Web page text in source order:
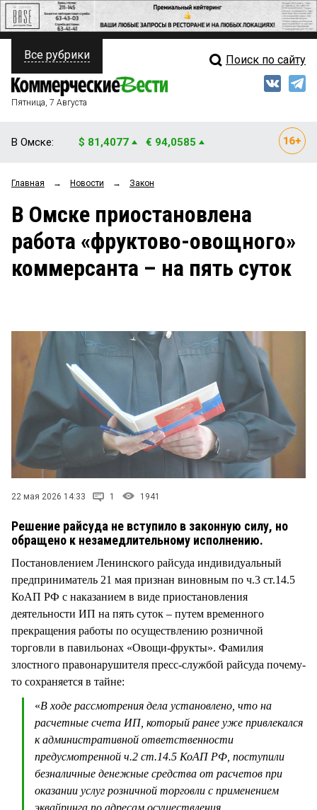
ПОЛИТИКА
ФИНАНСЫ
ОБЩЕСТВО
ЗАКОН
НОВОСТИ КОМПАНИЙ
Свежий выпуск
Рейтинги
Блоги
Архив
Все рубрики Поиск по сайту
Пятница, 7 Августа
В Омске: $ 81,4077 € 94,0585
Главная → Новости → Закон
В Омске приостановлена
работа «фруктово-овощного»
коммерсанта – на пять суток
22 мая 2026 14:33 1 1941
Решение райсуда не вступило в законную силу, но
обращено к незамедлительному исполнению.
Постановлением Ленинского райсуда индивидуальный
предприниматель 21 мая признан виновным по ч.3 ст.14.5
КоАП РФ с наказанием в виде приостановления
деятельности ИП на пять суток – путем временного
прекращения работы по осуществлению розничной
торговли в павильонах «Овощи-фрукты». Фамилия
злостного правонарушителя пресс-службой райсуда почему-
то сохраняется в тайне:
«В ходе рассмотрения дела установлено, что на
расчетные счета ИП, который ранее уже привлекался
к административной ответственности
предусмотренной ч.2 ст.14.5 КоАП РФ, поступили
безналичные денежные средства от расчетов при
оказании услуг розничной торговли с применением
эквайринга по адресам осуществления